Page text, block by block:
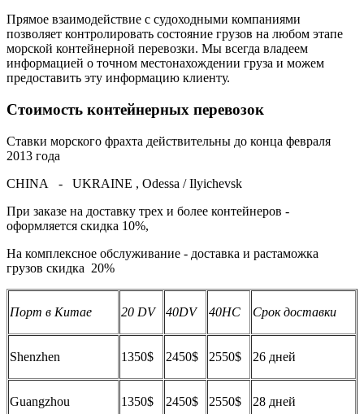
Прямое взаимодействие с судоходными компаниями
позволяет контролировать состояние грузов на любом этапе
морской контейнерной перевозки. Мы всегда владеем
информацией о точном местонахождении груза и можем
предоставить эту информацию клиенту.
Стоимость контейнерных перевозок
Ставки морского фрахта действительны до конца февраля
2013 года
CHINA - UKRAINE , Odessa / Ilyichevsk
При заказе на доставку трех и более контейнеров -
оформляется скидка 10%,
На комплексное обслуживание - доставка и растаможка
грузов скидка 20%
Порт в Китае 20 DV 40DV 40HC Срок доставки
Shenzhen 1350$ 2450$ 2550$ 26 дней
Guangzhou 1350$ 2450$ 2550$ 28 дней